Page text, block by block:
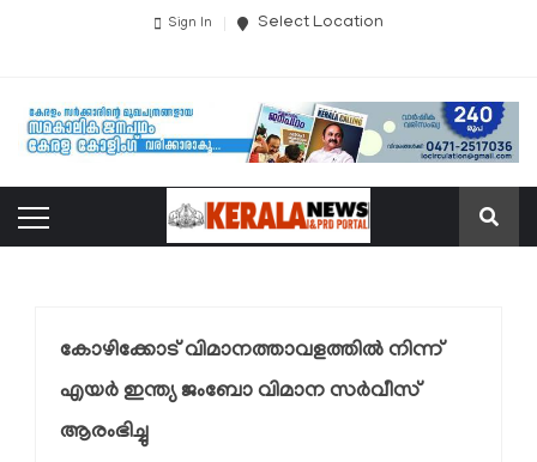
Sign In Select Location
കോഴിക്കോട് വിമാനത്താവളത്തില്‍ നിന്ന്
എയര്‍ ഇന്ത്യ ജംബോ വിമാന സര്‍വീസ്
ആരംഭിച്ചു